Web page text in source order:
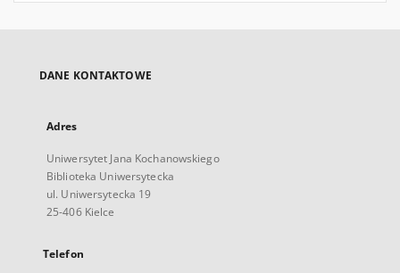
DANE KONTAKTOWE
Adres
Uniwersytet Jana Kochanowskiego
Biblioteka Uniwersytecka
ul. Uniwersytecka 19
25-406 Kielce
Telefon